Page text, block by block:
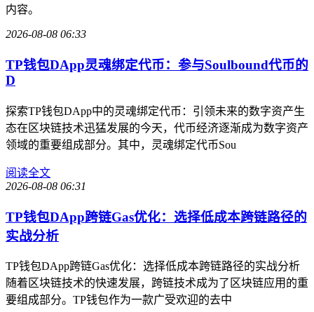
内容。
2026-08-08 06:33
TP钱包DApp灵魂绑定代币：参与Soulbound代币的
D
探索TP钱包DApp中的灵魂绑定代币：引领未来的数字资产生
态在区块链技术迅猛发展的今天，代币经济逐渐成为数字资产
领域的重要组成部分。其中，灵魂绑定代币Sou
阅读全文
2026-08-08 06:31
TP钱包DApp跨链Gas优化：选择低成本跨链路径的
实战分析
TP钱包DApp跨链Gas优化：选择低成本跨链路径的实战分析
随着区块链技术的快速发展，跨链技术成为了区块链应用的重
要组成部分。TP钱包作为一款广受欢迎的去中